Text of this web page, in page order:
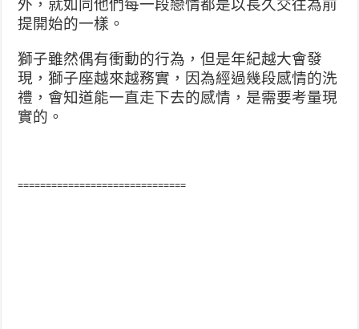
外，就如同他們每一段戀情都是以長久交往為前
提開始的一樣。
獅子雖然偶有衝動的行為，但是年紀越大會發
現，獅子座越來越務實，因為經過幾段感情的洗
禮，會知道能一直走下去的感情，是需要考量現
實的。
==============================